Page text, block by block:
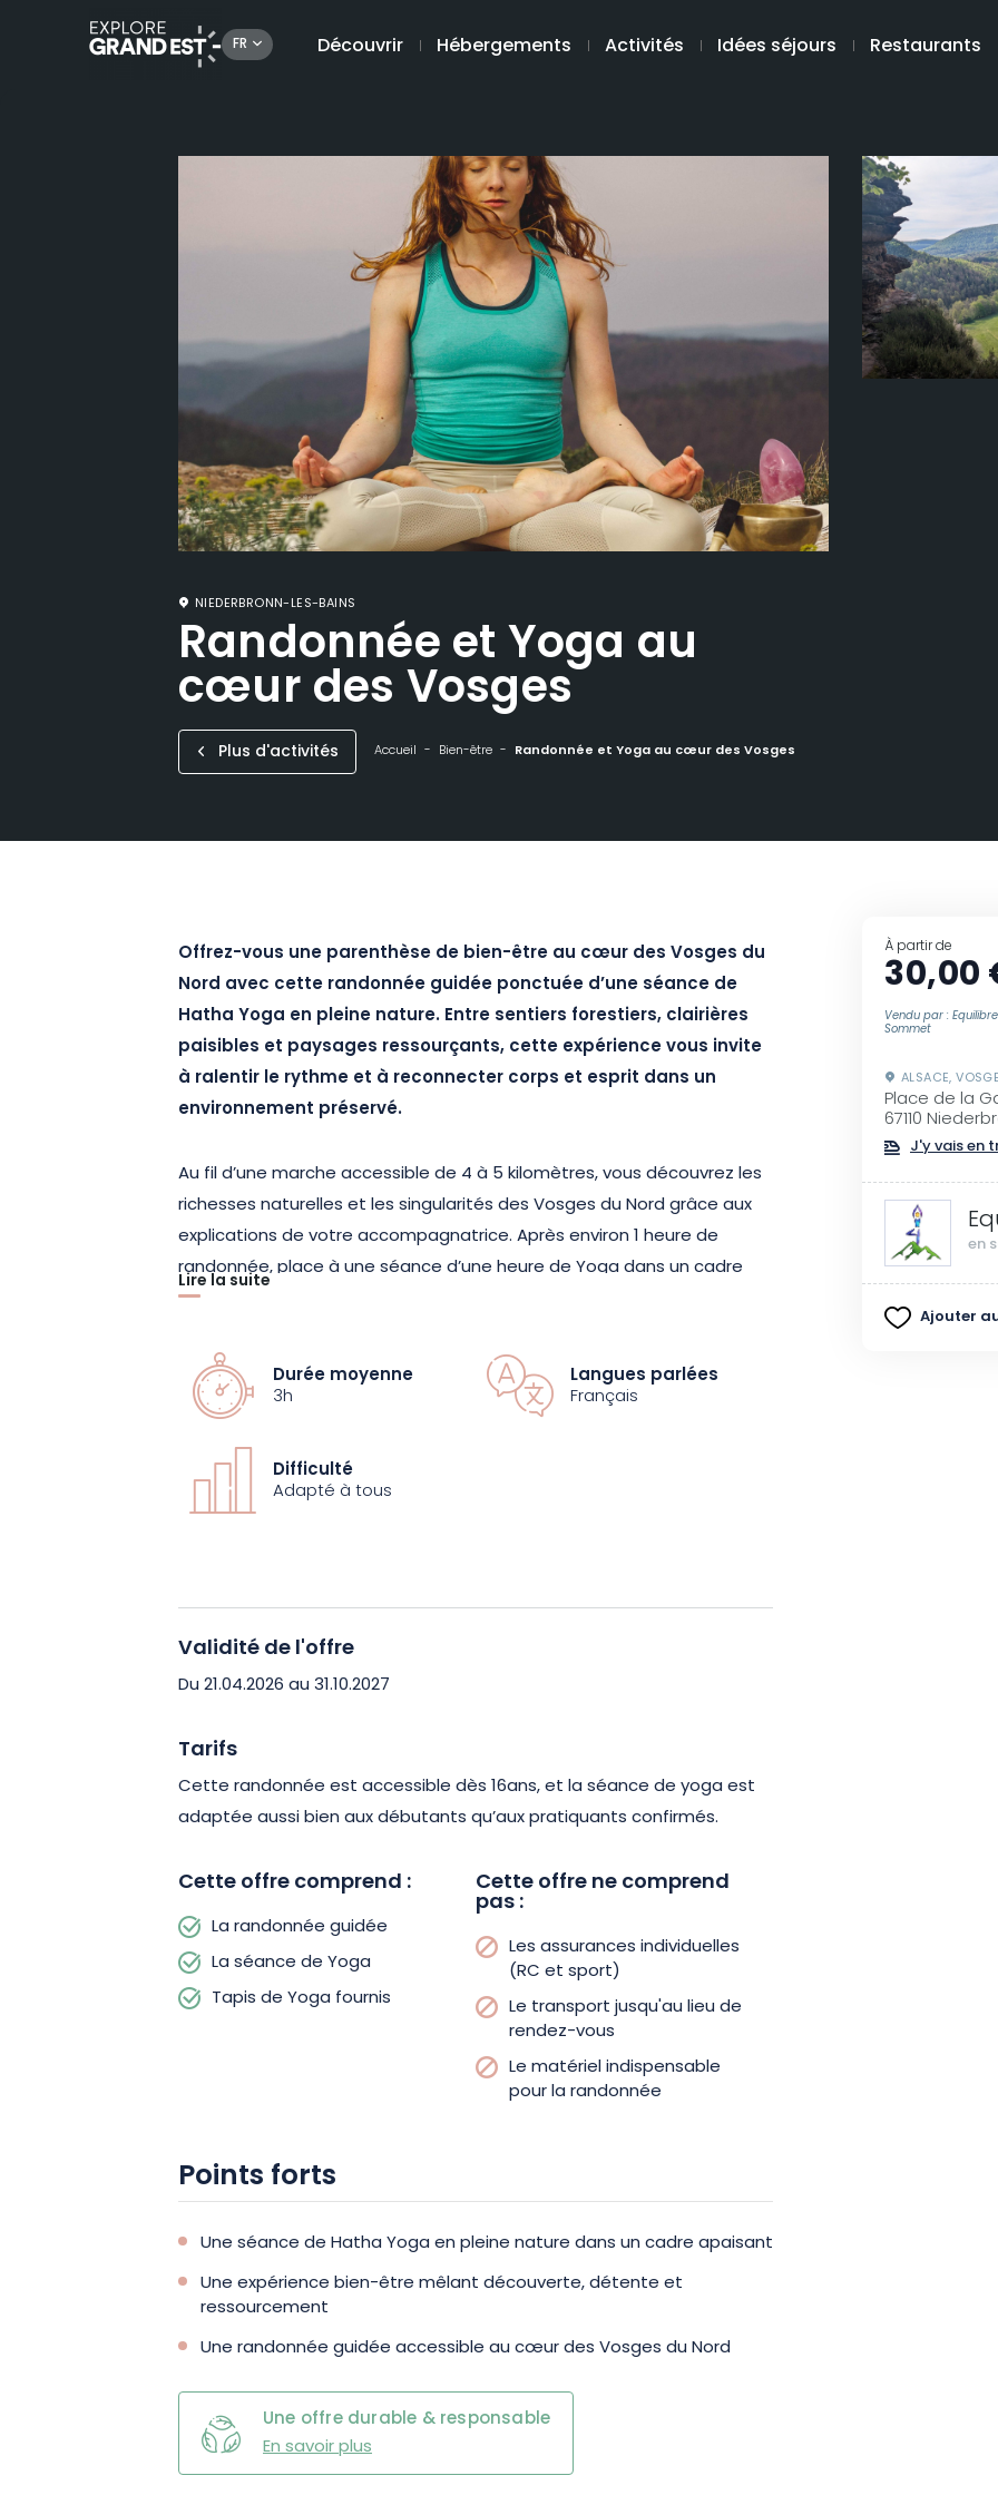
FR Découvrir Hébergements Activités Idées séjours Restaurants
NIEDERBRONN-LES-BAINS
Randonnée et Yoga au
cœur des Vosges
Plus d'activités Accueil Bien-être Randonnée et Yoga au cœur des Vosges
Offrez-vous une parenthèse de bien-être au cœur des Vosges du
Nord avec cette randonnée guidée ponctuée d’une séance de
Hatha Yoga en pleine nature. Entre sentiers forestiers, clairières
paisibles et paysages ressourçants, cette expérience vous invite
à ralentir le rythme et à reconnecter corps et esprit dans un
environnement préservé.
Au fil d’une marche accessible de 4 à 5 kilomètres, vous découvrez les
richesses naturelles et les singularités des Vosges du Nord grâce aux
explications de votre accompagnatrice. Après environ 1 heure de
randonnée, place à une séance d’une heure de Yoga dans un cadre
propice à la détente : forêt ombragée, clairière silencieuse ou espace
pour vous permettre de profiter pleinement de ce moment de
recentrage.
Cette demi-journée allie activité physique douce, découverte du
territoire et relaxation profonde. Le parcours, adapté selon les niveaux,
comprend entre 50 et 250 mètres de dénivelé positif afin de garantir
le lâcher-prise.
Que vous soyez amateur de randonnée, passionné de yoga ou
expérience nature dans les Vosges du Nord est une invitation à
Lire la suite
Durée moyenne
3h
Langues parlées
Français
Difficulté
Adapté à tous
Validité de l'offre
Du 21.04.2026 au 31.10.2027
Tarifs
Cette randonnée est accessible dès 16ans, et la séance de yoga est
adaptée aussi bien aux débutants qu’aux pratiquants confirmés.
Cette offre comprend :
La randonnée guidée
La séance de Yoga
Tapis de Yoga fournis
Cette offre ne comprend
pas :
Les assurances individuelles
(RC et sport)
Le transport jusqu'au lieu de
rendez-vous
Le matériel indispensable
pour la randonnée
Points forts
Une séance de Hatha Yoga en pleine nature dans un cadre apaisant
Une expérience bien-être mêlant découverte, détente et
ressourcement
Une randonnée guidée accessible au cœur des Vosges du Nord
Une offre durable & responsable
En savoir plus
À partir de
30,00
Vendu par :
Sommet
ALSACE,
Place de la
67110
J'y vais en
en
Ajouter